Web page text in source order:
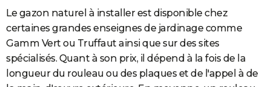
Le gazon naturel à installer est disponible chez
certaines grandes enseignes de jardinage comme
Gamm Vert ou Truffaut ainsi que sur des sites
spécialisés. Quant à son prix, il dépend à la fois de la
longueur du rouleau ou des plaques et de l'appel à de